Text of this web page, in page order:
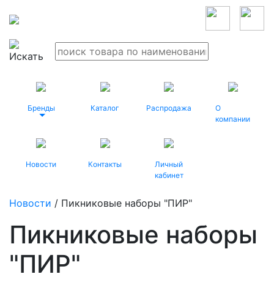
Бренды Каталог Распродажа
О
компании
Новости Контакты
Личный
кабинет
Новости / Пикниковые наборы "ПИР"
Пикниковые наборы
"ПИР"